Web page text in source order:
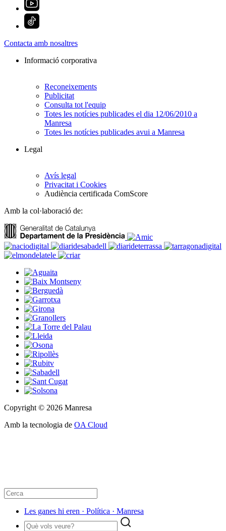
Contacta amb nosaltres
Informació corporativa
Reconeixements
Publicitat
Consulta tot l'equip
Totes les notícies publicades el dia 12/06/2010 a
Manresa
Totes les notícies publicades avui a Manresa
Legal
Avís legal
Privacitat i Cookies
Audiència certificada ComScore
Amb la col·laboració de:
Copyright © 2026 Manresa
Amb la tecnologia de OA Cloud
Les ganes hi eren · Política · Manresa